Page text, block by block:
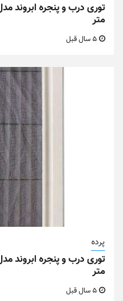
متر
پرده
متر